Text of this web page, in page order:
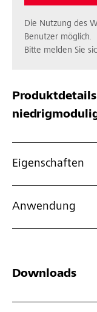
Die Nutzung des
Benutzer möglich.
Bitte melden Sie
Produktdetails
Eigenschaften
Anwendung
Downloads